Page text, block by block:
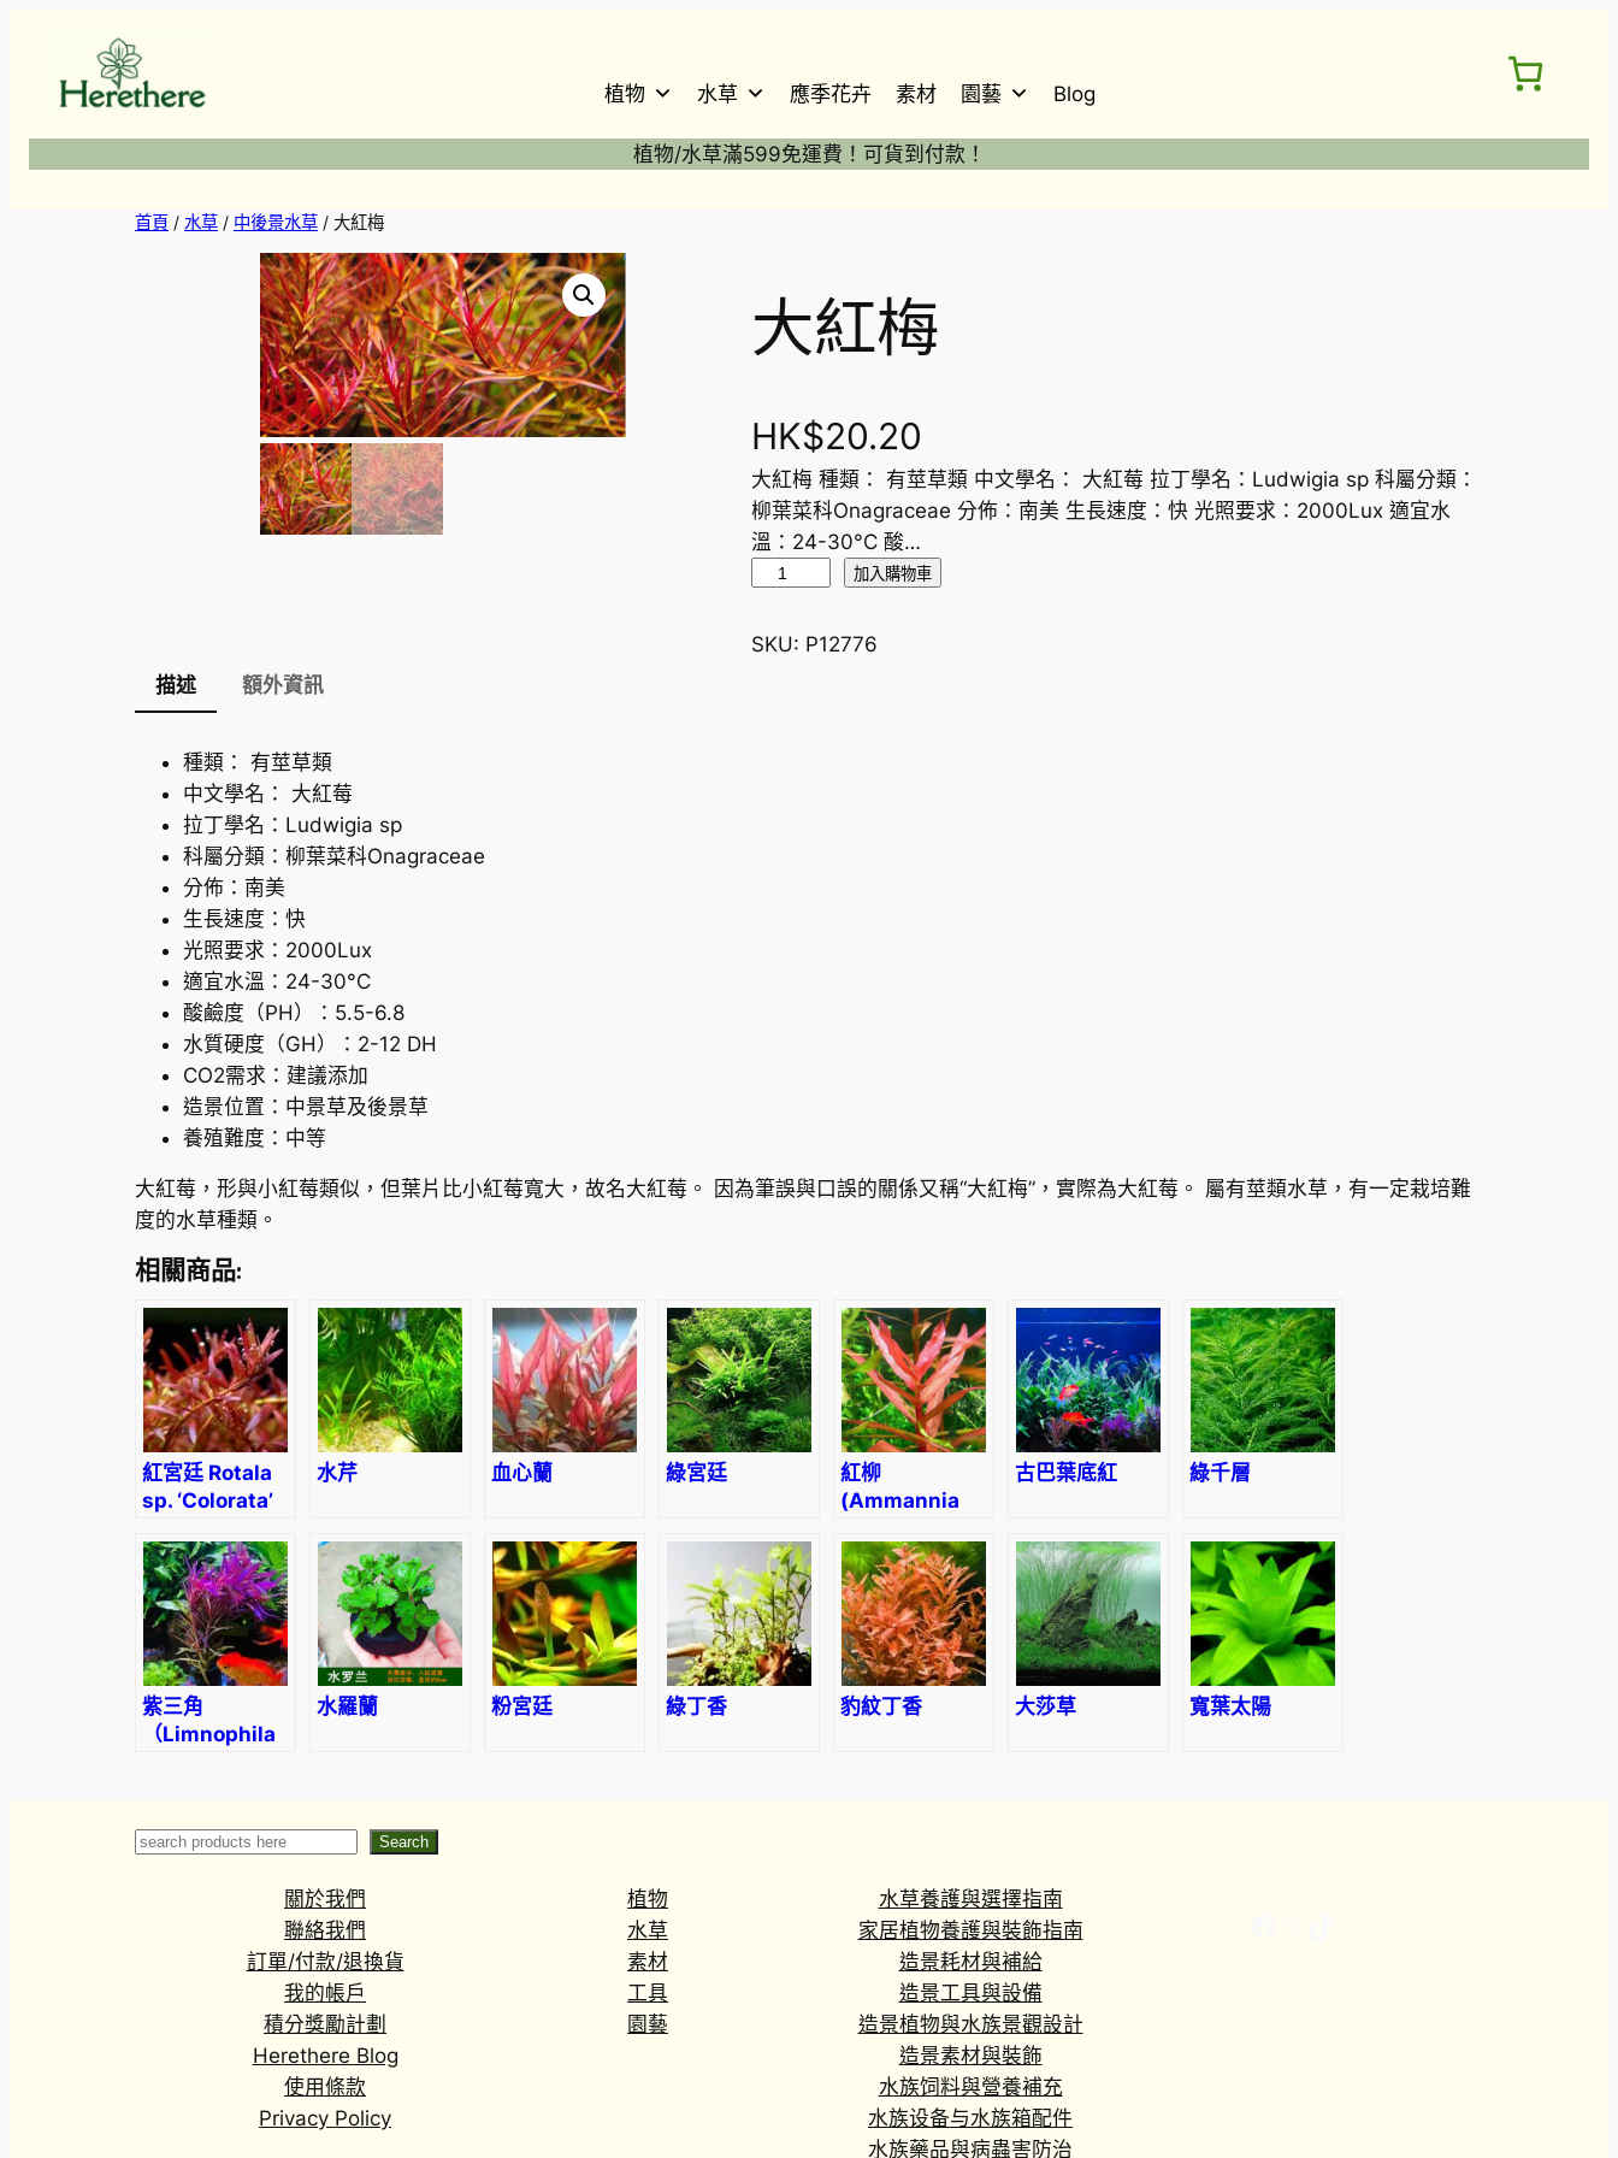
植物 水草 應季花卉 素材 園藝 Blog
植物/水草滿599免運費！可貨到付款！
首頁 / 水草 / 中後景水草 / 大紅梅
大紅梅
HK$20.20
大紅梅 種類： 有莖草類 中文學名： 大紅莓 拉丁學名：Ludwigia sp 科屬分類：
柳葉菜科Onagraceae 分佈：南美 生長速度：快 光照要求：2000Lux 適宜水
溫：24-30°C 酸…
梅
加入購物車
SKU: P12776
描述
額外資訊
種類： 有莖草類
中文學名： 大紅莓
拉丁學名：Ludwigia sp
科屬分類：柳葉菜科Onagraceae
分佈：南美
生長速度：快
光照要求：2000Lux
適宜水溫：24-30°C
酸鹼度（PH）：5.5-6.8
水質硬度（GH）：2-12 DH
CO2需求：建議添加
造景位置：中景草及後景草
養殖難度：中等
大紅莓，形與小紅莓類似，但葉片比小紅莓寬大，故名大紅莓。 因為筆誤與口誤的關係又稱“大紅梅”，實際為大紅莓。 屬有莖類水草，有一定栽培難
度的水草種類。
相關商品:
紅宮廷 Rotala
sp. ‘Colorata’
水芹 血心蘭 綠宮廷
紅柳
(Ammannia
古巴葉底紅 綠千層
紫三角
（Limnophila
水羅蘭 粉宮廷 綠丁香 豹紋丁香 大莎草 寬葉太陽
Search Search
關於我們
聯絡我們
訂單/付款/退換貨
我的帳戶
積分獎勵計劃
Herethere Blog
使用條款
Privacy Policy
植物
水草
素材
工具
園藝
水草養護與選擇指南
家居植物養護與裝飾指南
造景耗材與補給
造景工具與設備
造景植物與水族景觀設計
造景素材與裝飾
水族饲料與營養補充
水族设备与水族箱配件
水族藥品與病蟲害防治